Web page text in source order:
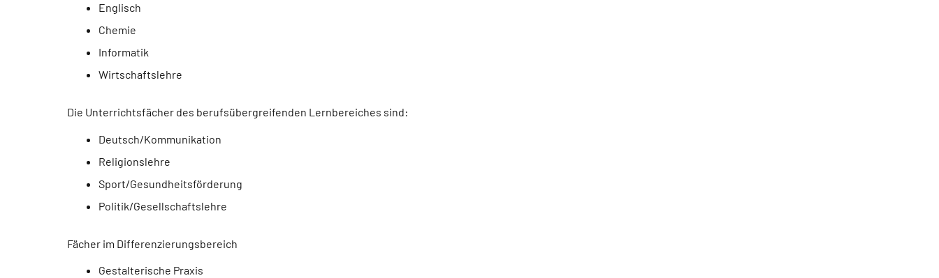
Englisch
Chemie
Informatik
Wirtschaftslehre
Die Unterrichtsfächer des berufsübergreifenden Lernbereiches sind:
Deutsch/Kommunikation
Religionslehre
Sport/Gesundheitsförderung
Politik/Gesellschaftslehre
Fächer im Differenzierungsbereich
Gestalterische Praxis